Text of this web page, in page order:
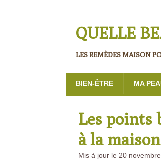
QUELLE
LES REMÈDES MAISON
BIEN-ÊTRE MA
Les points
à la maison
Mis à jour le 20